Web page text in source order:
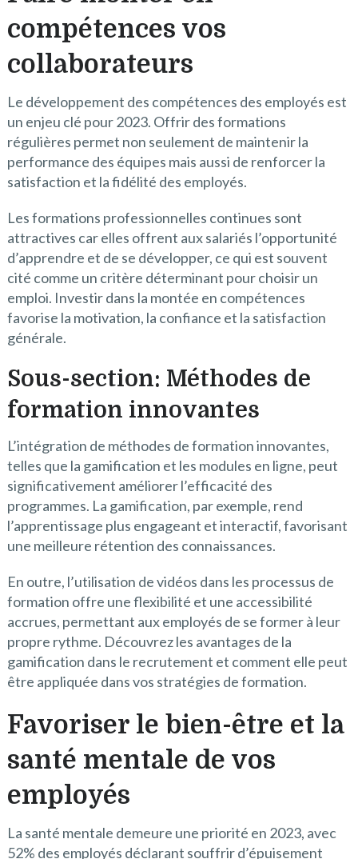
compétences vos
collaborateurs
Le développement des compétences des employés est
un enjeu clé pour 2023. Offrir des formations
régulières permet non seulement de maintenir la
performance des équipes mais aussi de renforcer la
satisfaction et la fidélité des employés.
Les formations professionnelles continues sont
attractives car elles offrent aux salariés l’opportunité
d’apprendre et de se développer, ce qui est souvent
cité comme un critère déterminant pour choisir un
emploi. Investir dans la montée en compétences
favorise la motivation, la confiance et la satisfaction
générale.
Sous-section: Méthodes de
formation innovantes
L’intégration de méthodes de formation innovantes,
telles que la gamification et les modules en ligne, peut
significativement améliorer l’efficacité des
programmes. La gamification, par exemple, rend
l’apprentissage plus engageant et interactif, favorisant
une meilleure rétention des connaissances.
En outre, l’utilisation de vidéos dans les processus de
formation offre une flexibilité et une accessibilité
accrues, permettant aux employés de se former à leur
propre rythme. Découvrez les avantages de la
gamification dans le recrutement et comment elle peut
être appliquée dans vos stratégies de formation.
Favoriser le bien-être et la
santé mentale de vos
employés
La santé mentale demeure une priorité en 2023, avec
52% des employés déclarant souffrir d’épuisement